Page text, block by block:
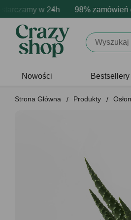
w 24h 98% zamówień
personalizacja produktów
emocje - zawsze udane prezenty
Nowości Bestsellery
Strona Główna Produkty